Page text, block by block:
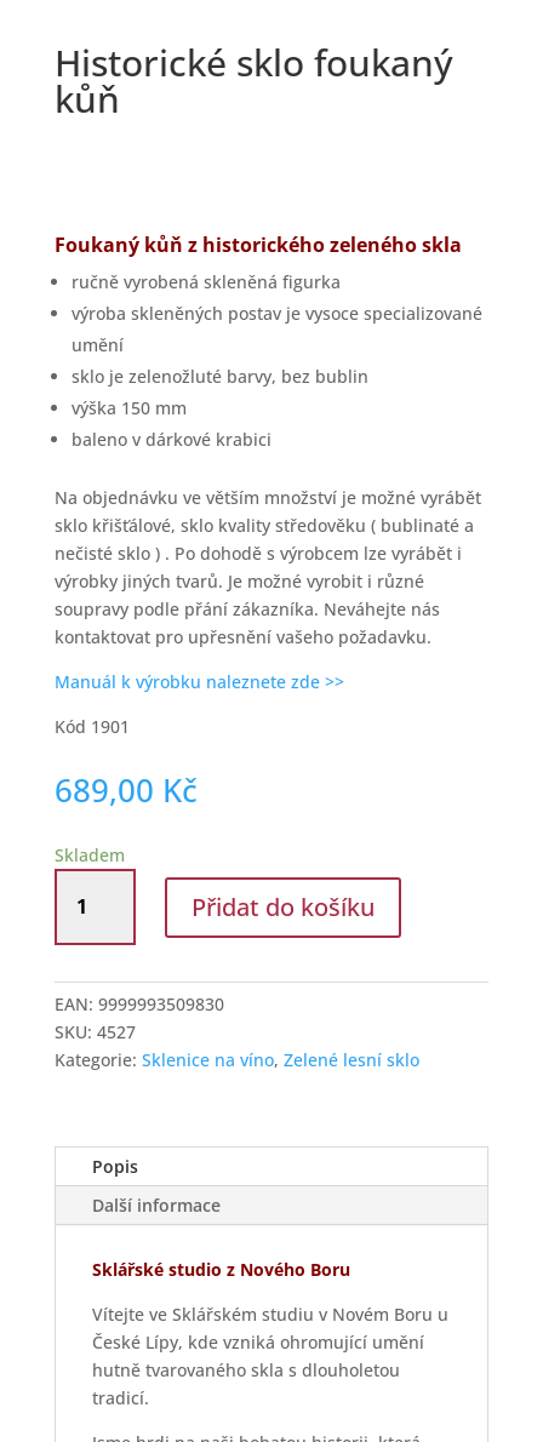
Historické sklo foukaný
kůň
Foukaný kůň z historického zeleného skla
ručně vyrobená skleněná figurka
výroba skleněných postav je vysoce specializované
umění
sklo je zelenožluté barvy, bez bublin
výška 150 mm
baleno v dárkové krabici
Na objednávku ve větším množství je možné vyrábět
sklo křišťálové, sklo kvality středověku ( bublinaté a
nečisté sklo ) . Po dohodě s výrobcem lze vyrábět i
výrobky jiných tvarů. Je možné vyrobit i různé
soupravy podle přání zákazníka. Neváhejte nás
kontaktovat pro upřesnění vašeho požadavku.
Manuál k výrobku naleznete zde >>
Kód 1901
689,00 Kč
Skladem
sklo
foukaný
množství
Přidat do košíku
EAN: 9999993509830
SKU: 4527
Kategorie: Sklenice na víno, Zelené lesní sklo
Popis
Další informace
Sklářské studio z Nového Boru
Vítejte ve Sklářském studiu v Novém Boru u
České Lípy, kde vzniká ohromující umění
hutně tvarovaného skla s dlouholetou
tradicí.